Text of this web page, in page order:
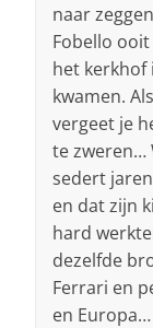
naar
Fobello
het kerkhof
kwamen.
vergeet je
te zweren…
sedert
en dat zijn
hard
dezelfde
Ferrari en
en Europa…